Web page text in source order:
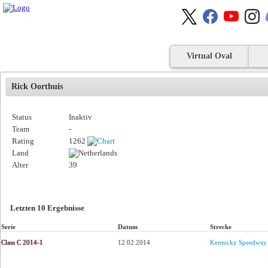
Virtual Oval
Rick Oorthuis
Status
Inaktiv
Team
-
Rating
1262
Land
Alter
39
Letzten 10 Ergebnisse
Serie Datum Strecke
Class C 2014-1 12.02.2014 Kentucky Speedway